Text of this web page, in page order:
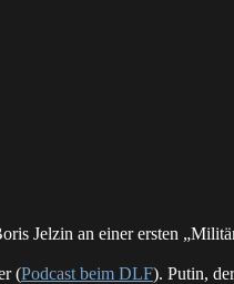
Jelzin an einer ersten
(Podcast beim DLF). Putin,